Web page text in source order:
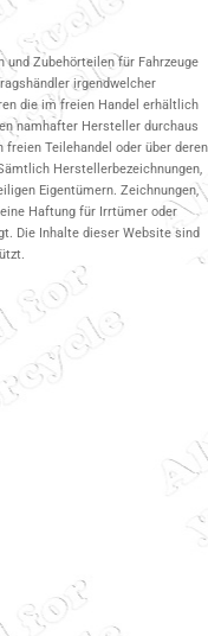
Zubehörteilen für Fahrzeuge
irgendwelcher
die im freien Handel erhältlich
namhafter Hersteller durchaus
Teilehandel oder über deren
Herstellerbezeichnungen,
Eigentümern. Zeichnungen,
Haftung für Irrtümer oder
Die Inhalte dieser Website sind